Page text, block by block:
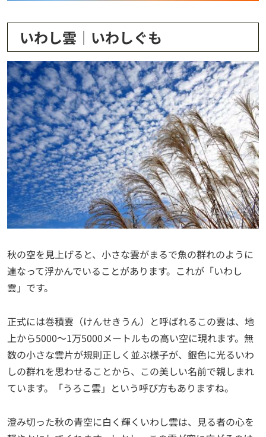
いわし雲│いわしぐも
秋の空を見上げると、小さな雲がまるで魚の群れのように
連なって浮かんでいることがあります。これが「いわし
雲」です。
正式には巻積雲（けんせきうん）と呼ばれるこの雲は、地
上から5000～1万5000メートルもの高い空に現れます。無
数の小さな雲片が規則正しく並ぶ様子が、銀色に光るいわ
しの群れを思わせることから、この美しい名前で親しまれ
ています。「うろこ雲」という呼び方もありますね。
澄み切った秋の青空に白く輝くいわし雲は、見る者の心を